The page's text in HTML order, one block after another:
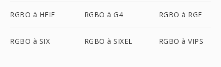
RGBO à HEIF RGBO à G4 RGBO à RGF
RGBO à SIX RGBO à SIXEL RGBO à VIPS